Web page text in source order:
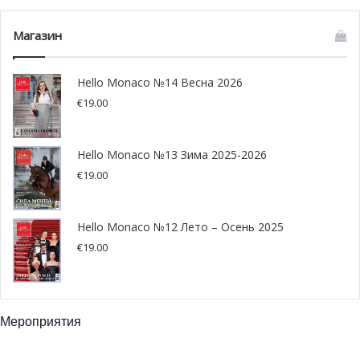
Выброшенная посреди улицы маска грозит штрафом в
Магазин
Hello Monaco №14 Весна 2026
€19.00
Hello Monaco №13 Зима 2025-2026
€19.00
Hello Monaco №12 Лето – Осень 2025
€19.00
Мероприятия